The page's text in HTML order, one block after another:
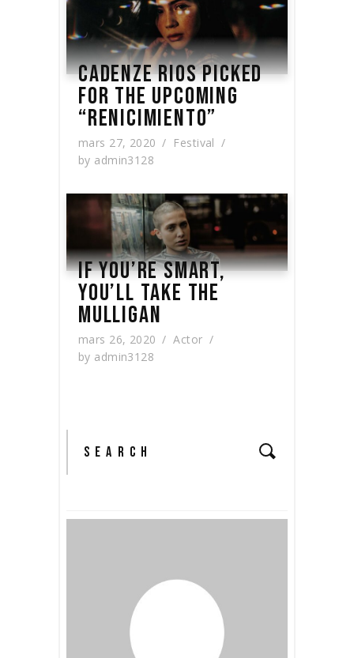
CADENZE RIOS PICKED
FOR THE UPCOMING
“RENICIMIENTO”
mars 27, 2020
Festival
by admin3128
IF YOU’RE SMART,
YOU’LL TAKE THE
MULLIGAN
mars 26, 2020
Actor
by admin3128